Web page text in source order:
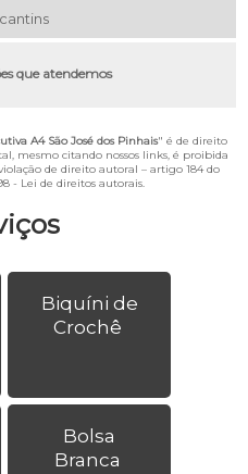
Biquíni de
Crochê
Bolsa
Branca
que atendemos
A4 São José dos Pinhais" é de direito
mesmo citando nossos links, é proibida
de direito autoral – artigo 184 do
- Lei de direitos autorais.